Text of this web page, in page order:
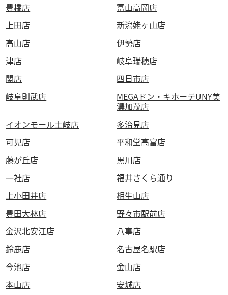
豊橋店
富山高岡店
上田店
新潟姥ヶ山店
高山店
伊勢店
津店
岐阜瑞穂店
関店
四日市店
岐阜則武店
MEGAドン・キホーテUNY美
濃加茂店
イオンモール土岐店
多治見店
可児店
平和堂高富店
藤が丘店
黒川店
一社店
福井さくら通り
上小田井店
相生山店
豊田大林店
野々市駅前店
金沢北安江店
八事店
鈴鹿店
名古屋名駅店
今池店
金山店
本山店
安城店